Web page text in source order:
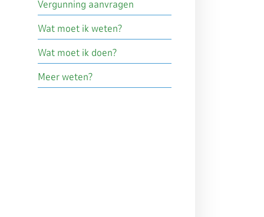
Vergunning aanvragen
Wat moet ik weten?
Wat moet ik doen?
Meer weten?